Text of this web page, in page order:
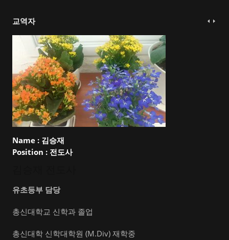
교역자
Name : 김승재
Position : 전도사
유초등부 담당
총신대학교 신학과 졸업
총신대학 신학대학원 (M.Div) 재학중